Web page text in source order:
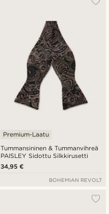
Tummansininen & Tummanvihreä
PAISLEY Sidottu Silkkirusetti
Premium-Laatu
34,95 €
BOHEMIAN REVOLT